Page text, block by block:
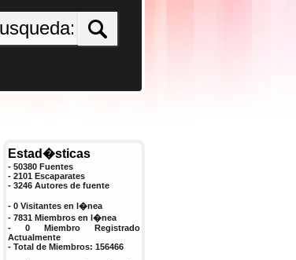
Estad�sticas
- 50380 Fuentes
- 2101 Escaparates
- 3246 Autores de fuente
- 0 Visitantes en l�nea
- 7831 Miembros en l�nea
- 0 Miembro Registrado
Actualmente
- Total de Miembros: 156466